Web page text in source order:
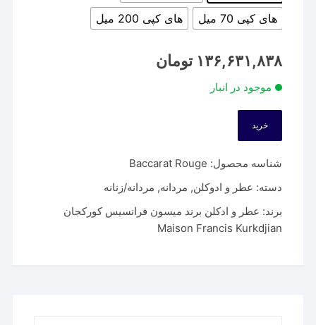
های کپی 70 میل
های کپی 200 میل
۱۳۶,۶۳۱,۸۳۸ تومان
موجود در انبار
خرید
شناسه محصول: Baccarat Rouge
دسته: عطر و ادوکلن, مردانه, مردانه/زنانه
برند: عطر و ادکلن برند میسون فرانسیس کورکجان
Maison Francis Kurkdjian